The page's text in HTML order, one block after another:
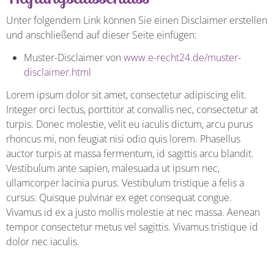
Unter folgendem Link können Sie einen Disclaimer erstellen
und anschließend auf dieser Seite einfügen:
Muster-Disclaimer von www.e-recht24.de/muster-
disclaimer.html
Lorem ipsum dolor sit amet, consectetur adipiscing elit.
Integer orci lectus, porttitor at convallis nec, consectetur at
turpis. Donec molestie, velit eu iaculis dictum, arcu purus
rhoncus mi, non feugiat nisi odio quis lorem. Phasellus
auctor turpis at massa fermentum, id sagittis arcu blandit.
Vestibulum ante sapien, malesuada ut ipsum nec,
ullamcorper lacinia purus. Vestibulum tristique a felis a
cursus. Quisque pulvinar ex eget consequat congue.
Vivamus id ex a justo mollis molestie at nec massa. Aenean
tempor consectetur metus vel sagittis. Vivamus tristique id
dolor nec iaculis.